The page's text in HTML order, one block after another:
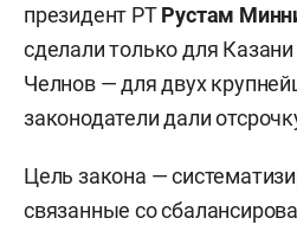
президент РТРустам
сделали только для
Челнов — для двух
законодатели дали
Цель закона —
связанные со